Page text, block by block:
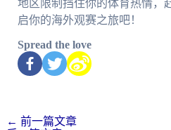
地区限制挡住你的体育热情，
启你的海外观赛之旅吧！
Spread the love
← 前一篇文章